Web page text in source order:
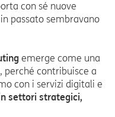
con sé nuove
passato sembravano
emerge come una
contribuisce a
con i servizi digitali e
settori strategici,